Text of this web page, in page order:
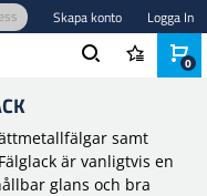
Skapa konto Logga In
samt
är vanligtvis en
glans och bra
0